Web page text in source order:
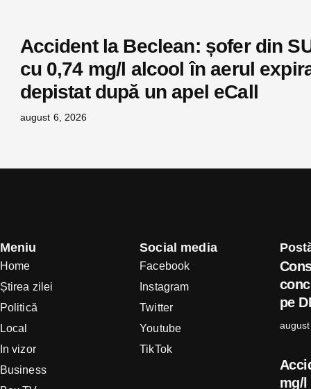
Accident la Beclean: șofer din
cu 0,74 mg/l alcool în aerul
depistat după un apel eCall
august 6, 2026
Meniu
Home
Știrea zilei
Politică
Local
In vizor
Business
Social media
Facebook
Instagram
Twitter
Youtube
TikTok
pe
mg/l